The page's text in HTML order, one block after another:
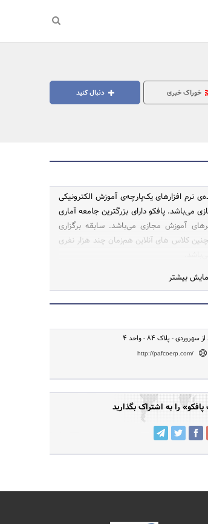
دنبال کنید خوراک خبری
نرم افزارهای یک‌پارچه‌ی آموزش الکترونیکی
می‌باشد. پافکو دارای بزرگترین جامعه آماری
آموزش مجازی می‌باشد. سابقه برگزاری
کلاس های آنلاین هم‌زمان چند هزار نفری
بیشتر
- پلاک 84 - واحد 4
http://pafcoerp.com/
را به اشتراک بگذارید